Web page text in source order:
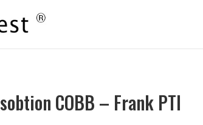
COBB – Frank PTI